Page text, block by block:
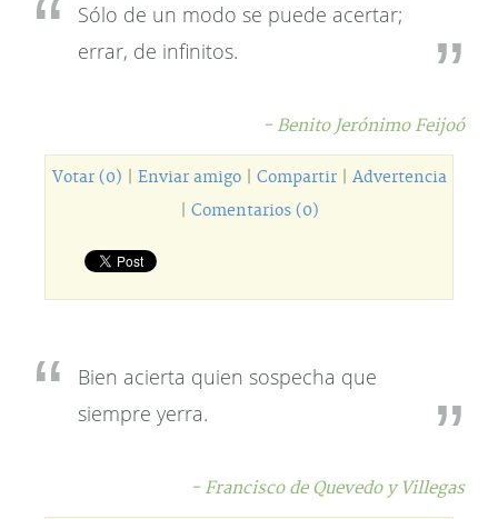
Sólo de un modo se puede acertar;
errar, de infinitos.
- Benito Jerónimo Feijoó
Votar (0) Enviar amigo| Compartir| Advertencia
Comentarios (0)
Bien acierta quien sospecha que
siempre yerra.
- Francisco de Quevedo y Villegas